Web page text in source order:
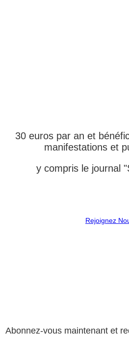
30 euros par an et
manifestations et
y compris le journal
Rejoignez
Abonnez-vous maintenant et